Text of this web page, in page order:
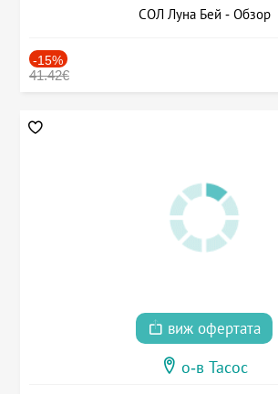
СОЛ Луна Бей - Обзор
-15%
41.42€
виж офертата
о-в Тасос